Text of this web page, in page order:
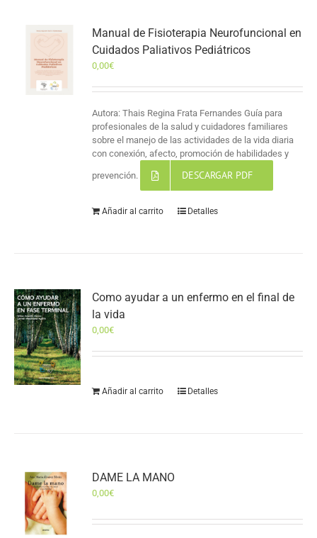
Manual de Fisioterapia Neurofuncional en
Cuidados Paliativos Pediátricos
0,00€
Autora: Thais Regina Frata Fernandes Guía para
profesionales de la salud y cuidadores familiares
sobre el manejo de las actividades de la vida diaria
con conexión, afecto, promoción de habilidades y
prevención. DESCARGAR PDF
Añadir al carrito Detalles
Como ayudar a un enfermo en el final de
la vida
0,00€
Añadir al carrito Detalles
DAME LA MANO
0,00€